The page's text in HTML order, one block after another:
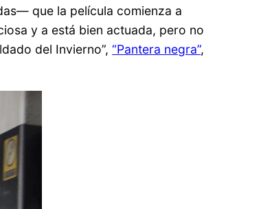
que la película comienza a
y a está bien actuada, pero no
del Invierno”,“Pantera negra”,